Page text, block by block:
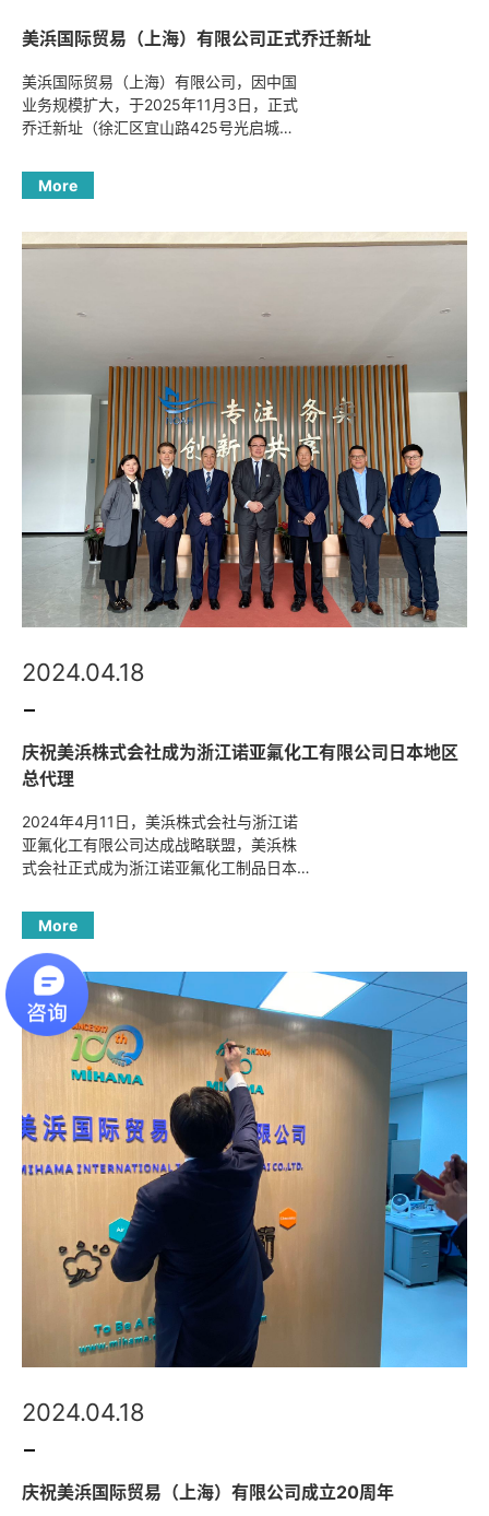
美浜国际贸易（上海）有限公司正式乔迁新址
美浜国际贸易（上海）有限公司，因中国
业务规模扩大，于2025年11月3日，正式
乔迁新址（徐汇区宜山路425号光启城
学胜总经理揭幕，致词，并执笔进行画龙
点睛等开业活动。 新的美浜期待能与您共
More
2024.04.18
庆祝美浜株式会社成为浙江诺亚氟化工有限公司日本地区
总代理
2024年4月11日，美浜株式会社与浙江诺
亚氟化工有限公司达成战略联盟，美浜株
式会社正式成为浙江诺亚氟化工制品日本
智副社长，廖学胜总经理与浙江诺亚张招
福董事长，共同签署战略联盟合作备忘
录。
More
2024.04.18
庆祝美浜国际贸易（上海）有限公司成立20周年